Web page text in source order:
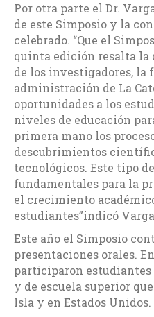
Por otra parte el Dr.
de este Simposio y la
celebrado. “Que el
quinta edición resalta la
de los investigadores,
administración de La
oportunidades a los
niveles de educación
primera mano los
descubrimientos
tecnológicos. Este tipo
fundamentales para la
el crecimiento
estudiantes”indicó
Este año el Simposio
presentaciones orales.
participaron estudiantes
y de escuela superior
Isla y en Estados Unidos.